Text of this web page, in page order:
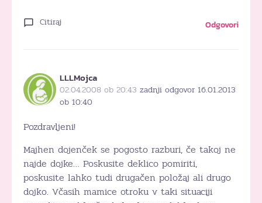
Citiraj Odgovori
LLLMojca
02.04.2008 ob 20:43 zadnji odgovor 16.01.2013
ob 10:40
Pozdravljeni!
Majhen dojenček se pogosto razburi, če takoj ne
najde dojke… Poskusite deklico pomiriti,
poskusite lahko tudi drugačen položaj ali drugo
dojko. Včasih mamice otroku v taki situaciji